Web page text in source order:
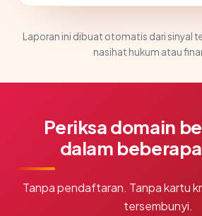
Laporan ini dibuat otomatis dari sinyal
nasihat hukum atau
Periksa domain
dalam
Tanpa pendaftaran. Tanpa kartu
tersembunyi.